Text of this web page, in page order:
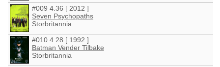
#009 4.36 [ 2012 ]
Seven Psychopaths
Storbritannia
#010 4.28 [ 1992 ]
Batman Vender Tilbake
Storbritannia